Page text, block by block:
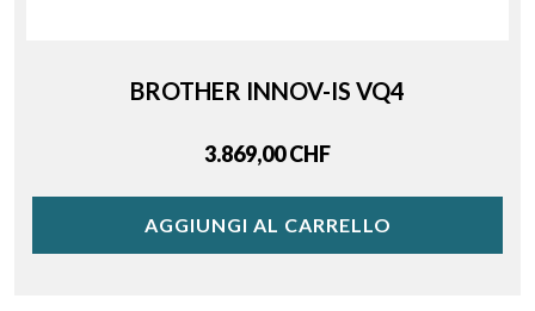
BROTHER INNOV-IS VQ4
Price
3.869,00 CHF
AGGIUNGI AL CARRELLO